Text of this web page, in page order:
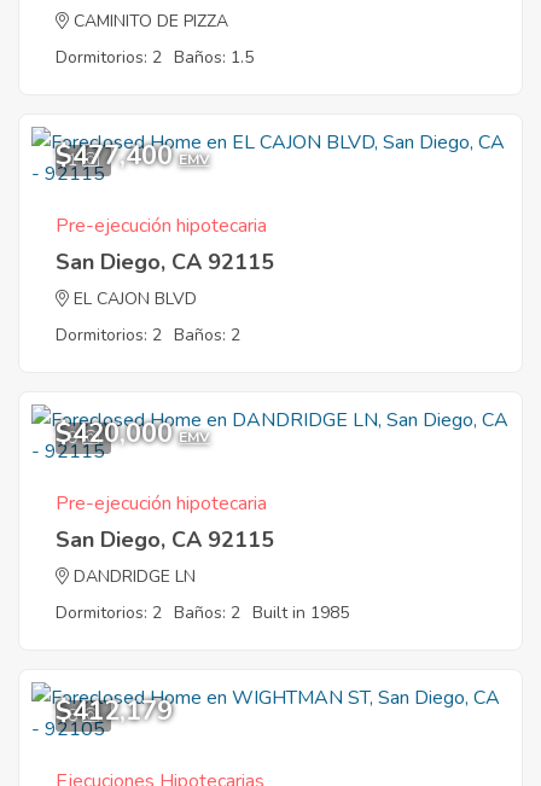
CAMINITO DE PIZZA
Dormitorios: 2 Baños: 1.5
1
$477,400 EMV
Pre-ejecución hipotecaria
San Diego, CA 92115
EL CAJON BLVD
Dormitorios: 2 Baños: 2
9
$420,000 EMV
Pre-ejecución hipotecaria
San Diego, CA 92115
DANDRIDGE LN
Dormitorios: 2 Baños: 2 Built in 1985
8
$412,179